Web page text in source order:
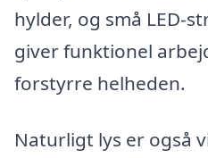
hylder, og små LED-
giver funktionel
forstyrre helheden.
Naturligt lys er også